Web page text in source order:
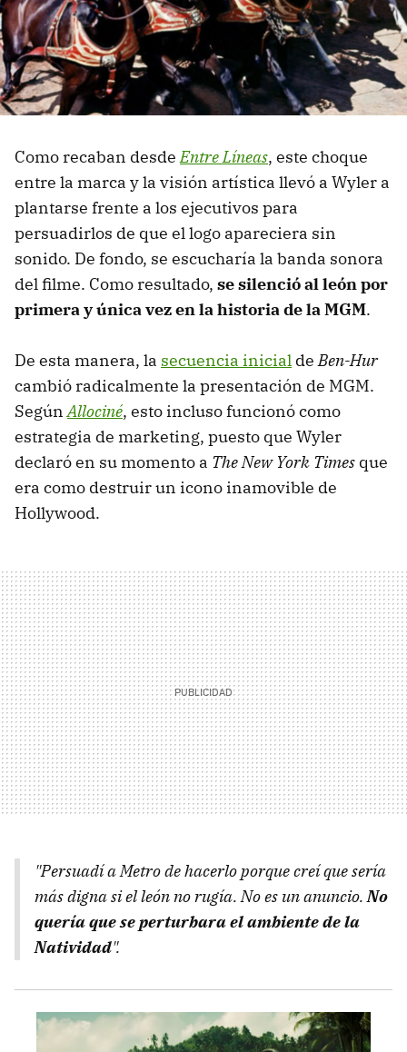
Como recaban desdeEntre Líneas, este choque
entre la marca y la visión artística llevó a Wyler a
plantarse frente a los ejecutivos para
persuadirlos de que el logo apareciera sin
sonido. De fondo, se escucharía la banda sonora
del filme. Como resultado, se silenció al león por
primera y única vez en la historia de la MGM.
De esta manera, la secuencia inicial deBen-Hur
cambió radicalmente la presentación de MGM.
SegúnAllociné, esto incluso funcionó como
estrategia de marketing, puesto que Wyler
declaró en su momento a The New York Times que
era como destruir un icono inamovible de
Hollywood.
"Persuadí a Metro de hacerlo porque creí que sería
más digna si el león no rugía. No es un anuncio. No
quería que se perturbara el ambiente de la
Natividad".